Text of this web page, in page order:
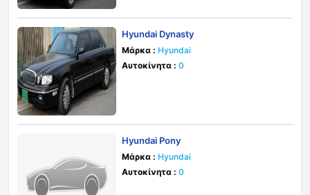
Hyundai Dynasty
Μάρκα : Hyundai
Αυτοκίνητα : 0
Hyundai Pony
Μάρκα : Hyundai
Αυτοκίνητα : 0